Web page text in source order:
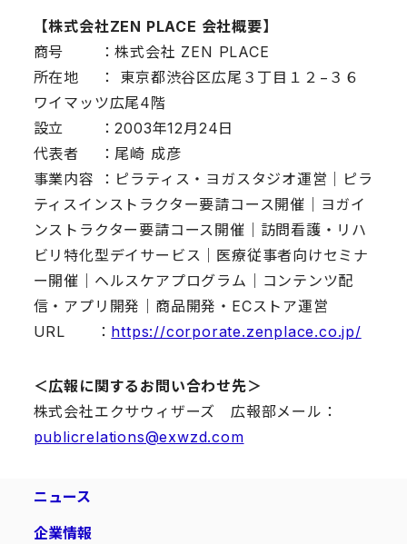
【株式会社ZEN PLACE 会社概要】
商号 ：株式会社 ZEN PLACE
所在地 ： 東京都渋谷区広尾３丁目１２−３６
ワイマッツ広尾4階
設立 ：2003年12月24日
代表者 ：尾崎 成彦
事業内容 ：ピラティス・ヨガスタジオ運営｜ピラ
ティスインストラクター要請コース開催｜ヨガイ
ンストラクター要請コース開催｜訪問看護・リハ
ビリ特化型デイサービス｜医療従事者向けセミナ
ー開催｜ヘルスケアプログラム｜コンテンツ配
信・アプリ開発｜商品開発・ECストア運営
URL ： https://corporate.zenplace.co.jp/
＜広報に関するお問い合わせ先＞
株式会社エクサウィザーズ 広報部メール：
publicrelations@exwzd.com
ニュース
企業情報